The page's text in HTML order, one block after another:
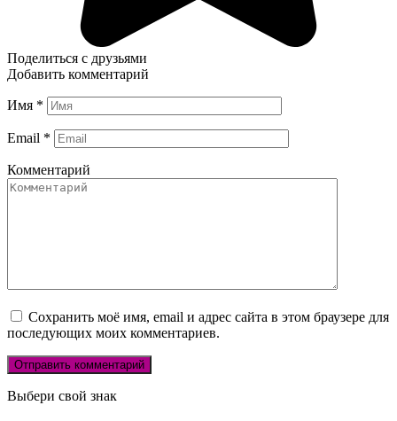
Поделиться с друзьями
Добавить комментарий
Имя *
Email *
Комментарий
Сохранить моё имя, email и адрес сайта в этом браузере для
последующих моих комментариев.
Выбери свой знак